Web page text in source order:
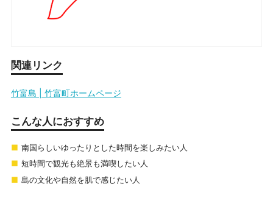
関連リンク
竹富島 | 竹富町ホームページ
こんな人におすすめ
南国らしいゆったりとした時間を楽しみたい人
短時間で観光も絶景も満喫したい人
島の文化や自然を肌で感じたい人